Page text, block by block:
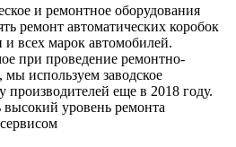
и ремонтное оборудования
ремонт автоматических коробок
всех марок автомобилей.
при проведение ремонтно-
мы используем заводское
производителей еще в 2018 году.
уровень ремонта